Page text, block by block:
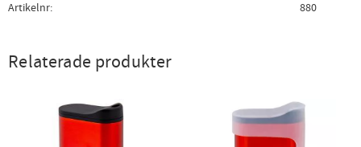
Artikelnr 880
Relaterade produkter